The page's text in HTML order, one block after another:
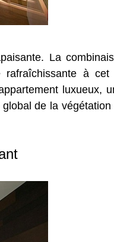
La
à cet
luxueux,
de la végétation